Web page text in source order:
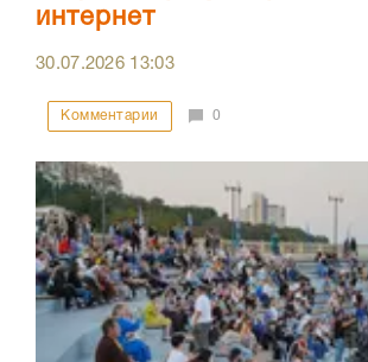
интернет
30.07.2026 13:03
Комментарии 0